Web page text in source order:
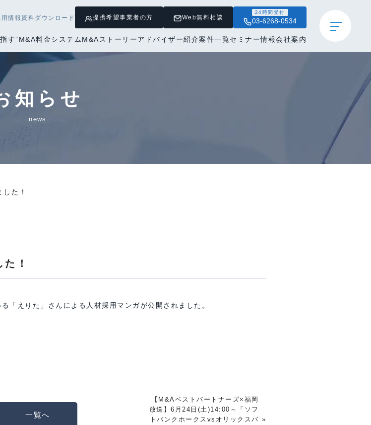
情報 資料ダウンロード 提携希望事業者の方 Web無料相談
24時間受付
03-6268-0534
す”M&A料金システム M&Aストーリーアドバイザー紹介案件一覧セミナー情報会社案内
知らせ
news
た！
！
「えりた」さんによる人材採用マンガが公開されました。
一覧へ
【M&Aベストパートナーズ×福岡
放送】6月24日(土)14:00～「ソフ
トバンクホークスvsオリックスバ »